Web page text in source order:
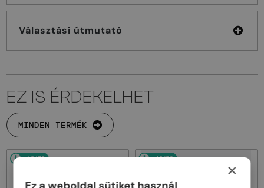
Választási útmutató
EZ IS ÉRDEKELHET
MINDEN TERMÉK
48/72 48/72
×